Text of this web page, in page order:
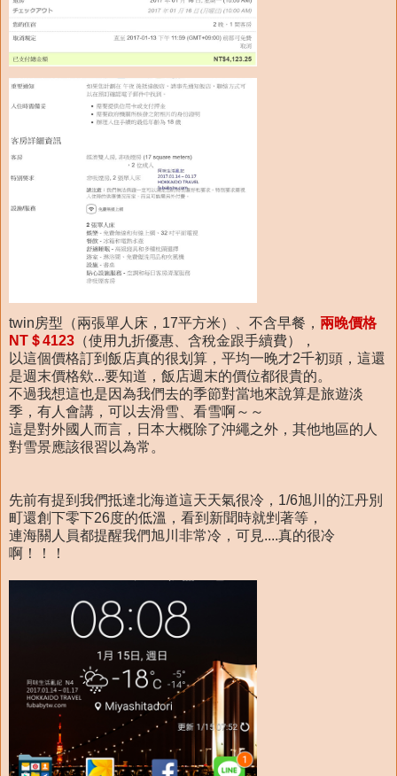
twin房型（兩張單人床，17平方米）、不含早餐， 兩晚價格
NT＄4123 （使用九折優惠、含稅金跟手續費），
以這個價格訂到飯店真的很划算，平均一晚才2千初頭，這還
是週末價格欸...要知道，飯店週末的價位都很貴的。
不過我想這也是因為我們去的季節對當地來說算是旅遊淡
季，有人會講，可以去滑雪、看雪啊～～
這是對外國人而言，日本大概除了沖繩之外，其他地區的人
對雪景應該很習以為常。
先前有提到我們抵達北海道這天天氣很冷，1/6旭川的江丹別
町還創下零下26度的低溫，看到新聞時就剉著等，
連海關人員都提醒我們旭川非常冷，可見....真的很冷
啊！！！